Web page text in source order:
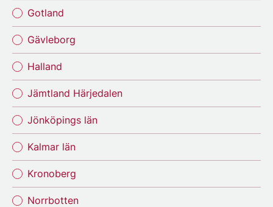
Gotland
Gävleborg
Halland
Jämtland Härjedalen
Jönköpings län
Kalmar län
Kronoberg
Norrbotten